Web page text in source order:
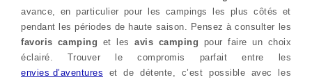
avance, en particulier pour les campings les plus côtés et
pendant les périodes de haute saison. Pensez à consulter les
favoris camping et lesavis camping pour faire un choix
éclairé. Trouver le compromis parfait entre les
envies d’aventures et de détente, c’est possible avec les